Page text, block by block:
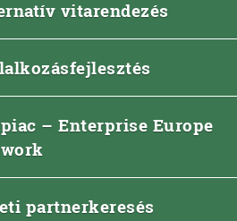
vitarendezés
– Enterprise Europe
partnerkeresés